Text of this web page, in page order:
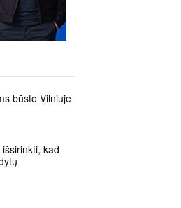
būsto Vilniuje
kad